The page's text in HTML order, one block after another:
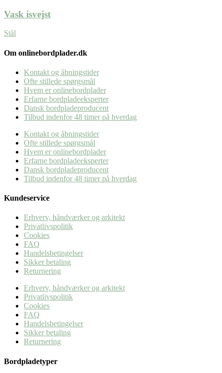
Vask isvejst
Stål
Om onlinebordplader.dk
Kontakt og åbningstider
Ofte stillede spørgsmål
Hvem er onlinebordplader
Erfarne bordpladeeksperter
Dansk bordpladeproducent
Tilbud indenfor 48 timer på hverdag
Kontakt og åbningstider
Ofte stillede spørgsmål
Hvem er onlinebordplader
Erfarne bordpladeeksperter
Dansk bordpladeproducent
Tilbud indenfor 48 timer på hverdag
Kundeservice
Erhverv, håndværker og arkitekt
Privatlivspolitik
Cookies
FAQ
Handelsbetingelser
Sikker betaling
Returnering
Erhverv, håndværker og arkitekt
Privatlivspolitik
Cookies
FAQ
Handelsbetingelser
Sikker betaling
Returnering
Bordpladetyper